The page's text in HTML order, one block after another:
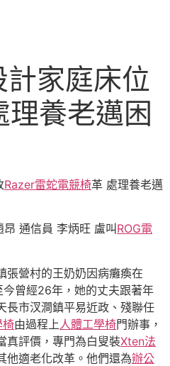
家庭床位
理養老邁困
Razer雷蛇電競椅革 處理養老邁
通信員 李炳旺 盧叫 ROG電
張營村的王奶奶因病癱瘓在
今曾經26年，她的丈夫跟著年
長市汊澗鎮平易近政、殘聯任
椅由過程上 人體工學椅門辦事，
真評價，專門為白叟裝Xten法
他適老化改革。他們還為辦公